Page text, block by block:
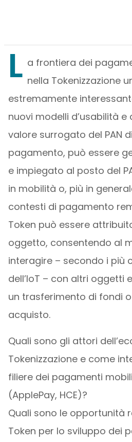
L a frontiera dei
nella Tokenizzazione
estremamente
nuovi modelli d’usabilità e
valore surrogato del PAN
pagamento, può essere
e impiegato al posto del
in mobilità o, più in
contesti di pagamento
Token può essere
oggetto, consentendo al
interagire – secondo i più
dell’IoT – con altri oggetti
un trasferimento di fondi
acquisto.
Quali sono gli attori
Tokenizzazione e come
filiere dei pagamenti
(ApplePay, HCE)?
Quali sono le opportunità
Token per lo sviluppo dei